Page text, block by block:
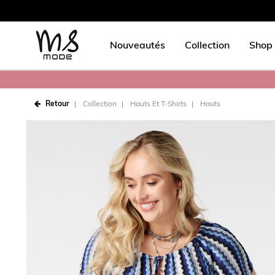
Nouveautés Collection
Retour Collection Hauts Et T-Shirts Hauts